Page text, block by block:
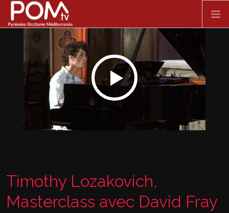
SPECTACLE VIVANT
Timothy Lozakovich,
Masterclass avec David Fray